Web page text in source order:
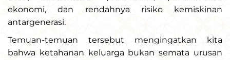
ekonomi, dan rendahnya risiko kemiskinan
antargenerasi.
Temuan-temuan tersebut mengingatkan kita
bahwa ketahanan keluarga bukan semata urusan